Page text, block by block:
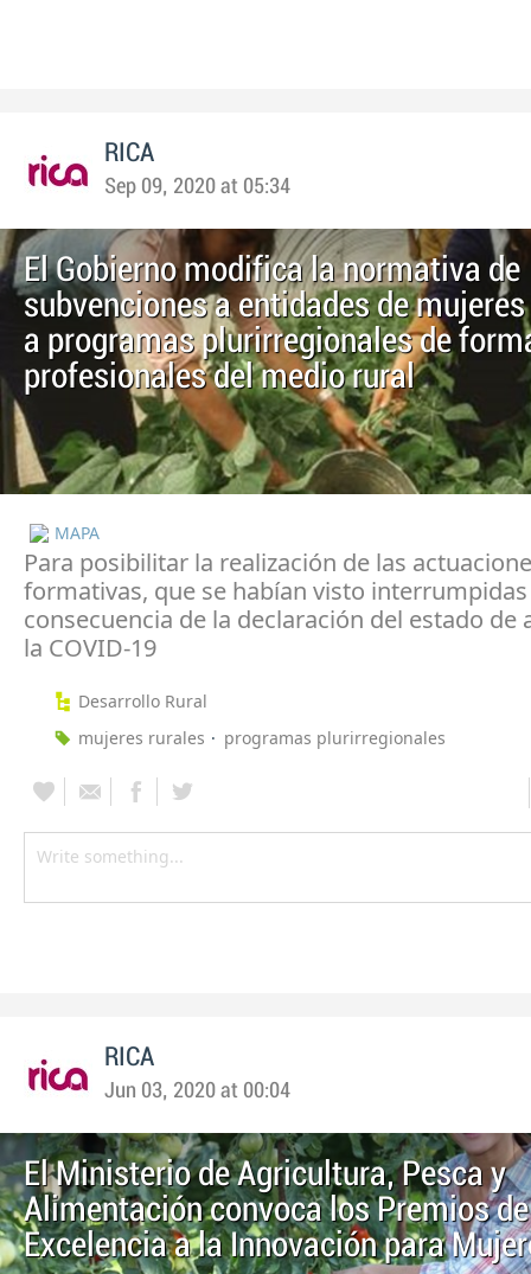
RICA
Sep 09, 2020 at 05:34
El Gobierno modifica la normativa de
subvenciones a entidades de
a programas plurirregionales de
profesionales del medio rural
MAPA
Para posibilitar la realización de las
formativas, que se habían visto
consecuencia de la declaración del estado de
la COVID-19
Desarrollo Rural
mujeres rurales
programas plurirregionales
RICA
Jun 03, 2020 at 00:04
El Ministerio de Agricultura, Pesca y
Alimentación convoca los Premios de
Excelencia a la Innovación para